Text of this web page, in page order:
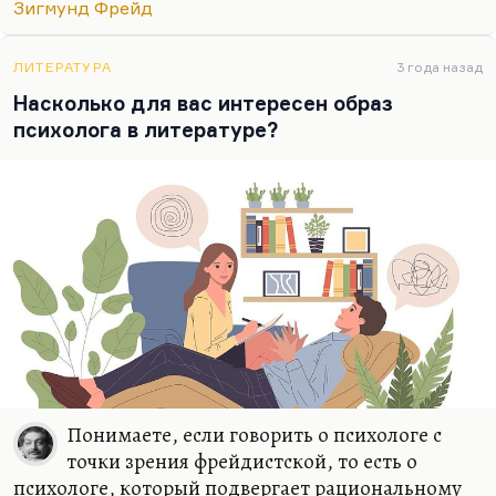
культура. И в общем, постмодернизм — это чаще
модернистских практик. Модернизм — это «И
корабль плывет» Феллини. Постмодерн — это
«Титаник» Кэмерона. Это совершенно не трэш, но
катастрофа, это жанровое кино. То есть
постмодерн — это в известном смысле отрицание
элитарности искусства.…
Зигмунд Фрейд
ЛИТЕРАТУРА 3 года назад
Насколько для вас интересен образ
психолога в литературе?
Понимаете, если говорить о психологе с
точки зрения фрейдистской, то есть о
психологе, который подвергает рациональному